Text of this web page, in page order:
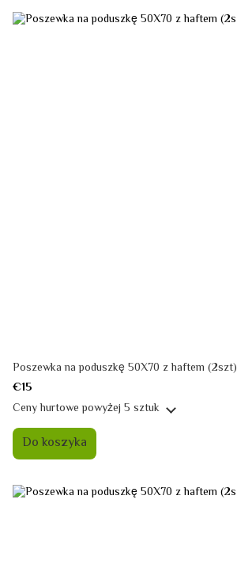
Poszewka na poduszkę 50X70 z haftem (2szt)
€15
Ceny hurtowepowyżej 5 sztuk
Do koszyka